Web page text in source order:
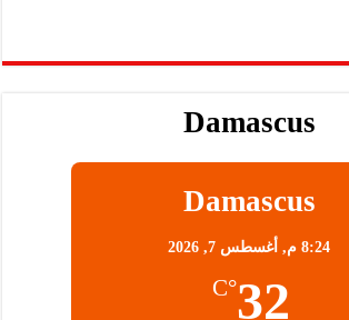
Damascus
Damascus
8:24 م, أغسطس 7, 2026
32
°C